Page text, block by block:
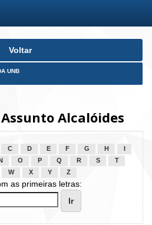
Voltar
UNB
Alcalóides
C D E F G H
N O P Q R S
T
W X Y Z
as primeiras letras: